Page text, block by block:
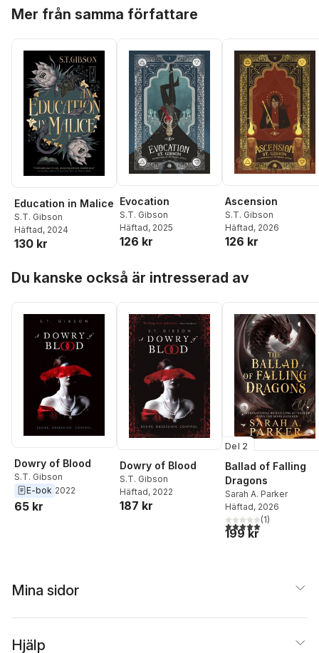
Mer från samma författare
Education in Malice
S.T. Gibson
Häftad, 2024
130 kr
Evocation
S.T. Gibson
Häftad, 2025
126 kr
Ascension
S.T. Gibson
Häftad, 2026
126 kr
Du kanske också är intresserad av
Dowry of Blood
S.T. Gibson
E-bok 2022
65 kr
Dowry of Blood
S.T. Gibson
Häftad, 2022
187 kr
Del 2
Ballad of Falling
Dragons
Sarah A. Parker
Häftad, 2026
5,0utav 5 stjärnor.
(1)
199 kr
Mina sidor
Hjälp